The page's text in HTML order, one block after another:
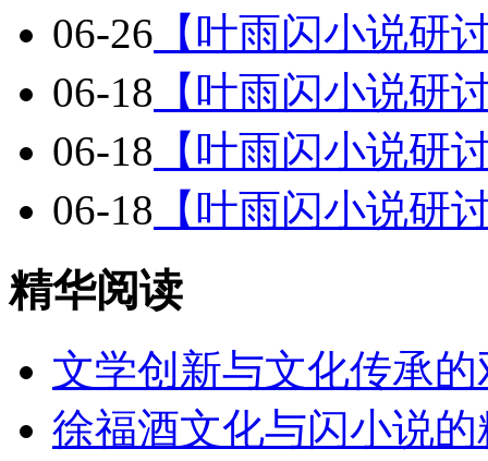
06-26 【叶雨闪小说研
06-18 【叶雨闪小说研
06-18 【叶雨闪小说研
06-18 【叶雨闪小说研
精华阅读
文学创新与文化传承
徐福酒文化与闪小说